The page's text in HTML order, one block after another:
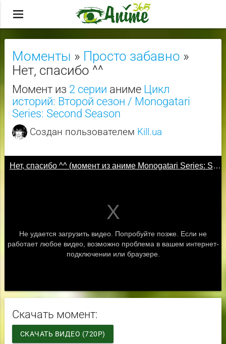
menu
Моменты » Просто забавно »
Нет, спасибо ^^
Момент из 2 серии аниме Цикл
историй: Второй сезон / Monogatari
Series: Second Season
Создан пользователем Kill.ua
Скачать момент:
СКАЧАТЬ ВИДЕО (720P)